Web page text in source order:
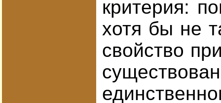
критерия:
хотя бы не
свойство